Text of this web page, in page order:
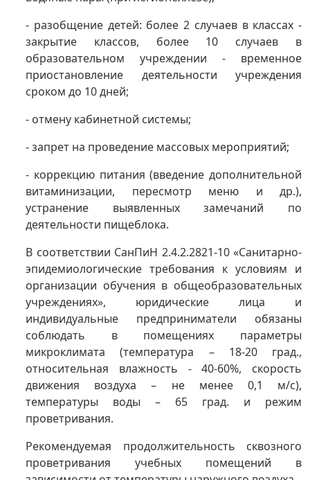
- разобщение детей: более 2 случаев в классах -
закрытие классов, более 10 случаев в
образовательном учреждении - временное
приостановление деятельности учреждения
сроком до 10 дней;
- отмену кабинетной системы;
- запрет на проведение массовых мероприятий;
- коррекцию питания (введение дополнительной
витаминизации, пересмотр меню и др.),
устранение выявленных замечаний по
деятельности пищеблока.
В соответствии СанПиН 2.4.2.2821-10 «Санитарно-
эпидемиологические требования к условиям и
организации обучения в общеобразовательных
учреждениях», юридические лица и
индивидуальные предприниматели обязаны
соблюдать в помещениях параметры
микроклимата (температура – 18-20 град.,
относительная влажность - 40-60%, скорость
движения воздуха – не менее 0,1 м/с),
температуры воды – 65 град. и режим
проветривания.
Рекомендуемая продолжительность сквозного
проветривания учебных помещений в